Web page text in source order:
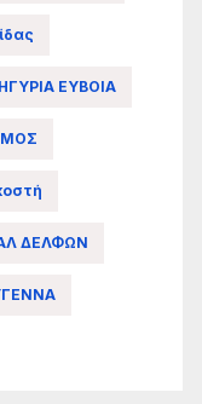
ΕΥΒΟΙΑ
ΔΕΛΦΩΝ